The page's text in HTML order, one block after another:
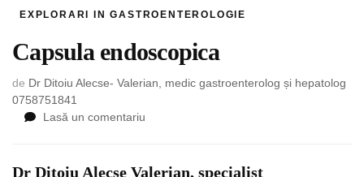
EXPLORARI IN GASTROENTEROLOGIE
Capsula endoscopica
de Dr Ditoiu Alecse- Valerian, medic gastroenterolog și hepatolog
0758751841
Lasă un comentariu
Dr Ditoiu Alecse Valerian, specialist